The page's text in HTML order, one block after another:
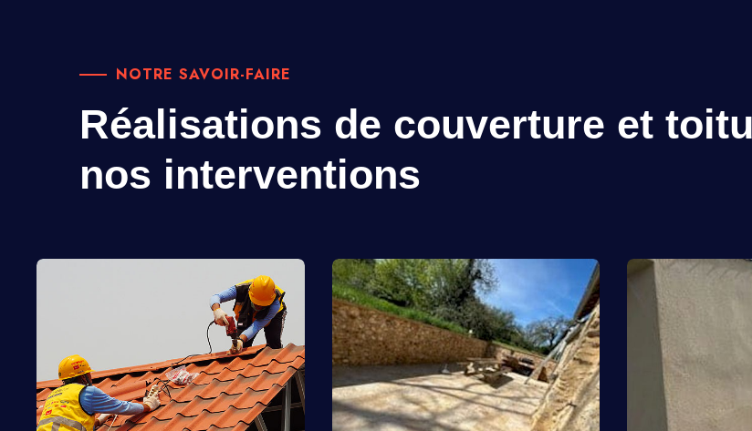
NOTRE SAVOIR-FAIRE
Réalisations de couverture et
nos interventions